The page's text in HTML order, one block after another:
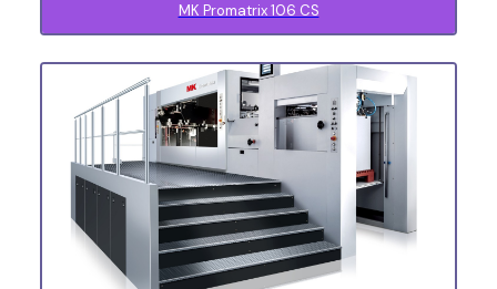
MK Promatrix 106 CS